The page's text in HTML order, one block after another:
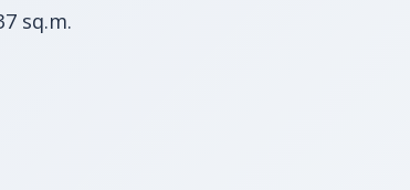
sq.m.